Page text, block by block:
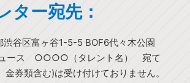
ター宛先：
谷区富ヶ谷1-5-5 BOF6代々木公園
ュース ○○○○（タレント名） 宛て
券類含む)は受け付けておりません。